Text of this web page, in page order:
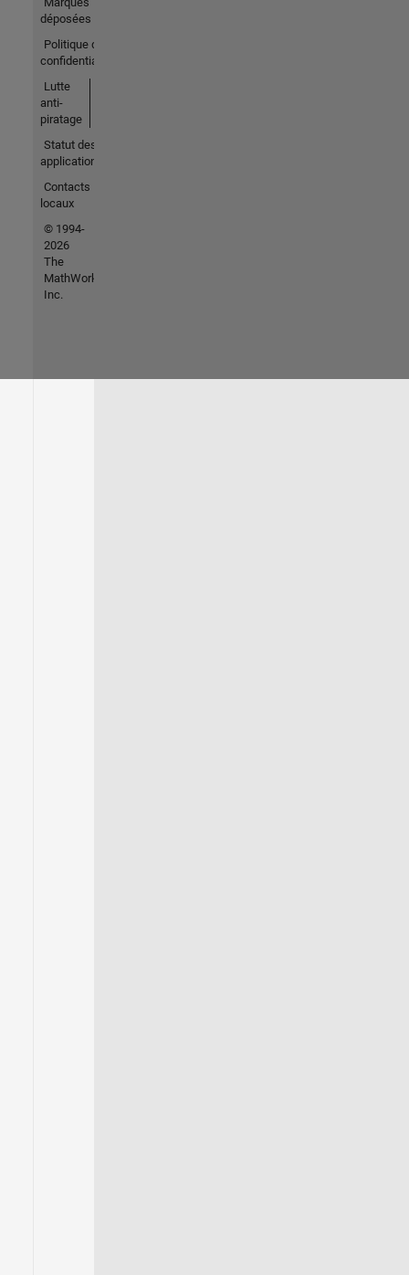
déposées
Politique de
confidentialité
Lutte
anti-
piratage
Statut des
applications
Contacts
locaux
© 1994-
2026
The
MathWorks,
Inc.